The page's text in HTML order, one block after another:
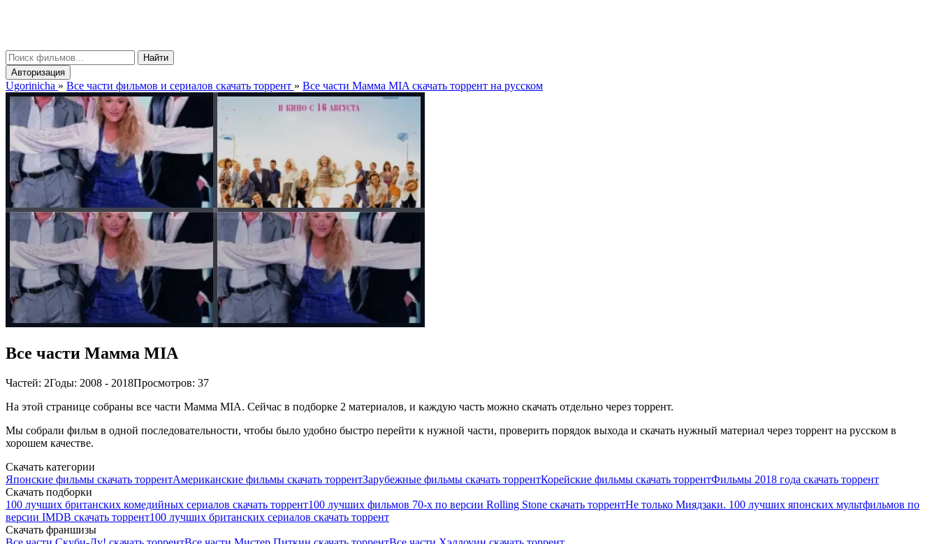
Найти
Авторизация
Ugorinicha » Все части фильмов и сериалов скачать торрент » Все части Мамма MIA скачать торрент на русском
Все части Мамма MIA
Частей: 2Годы: 2008 - 2018Просмотров: 37
На этой странице собраны все части Мамма MIA. Сейчас в подборке 2 материалов, и каждую часть можно скачать отдельно через торрент.
Мы собрали фильм в одной последовательности, чтобы было удобно быстро перейти к нужной части, проверить порядок выхода и скачать нужный материал через торрент на русском в
хорошем качестве.
Скачать категории
Японские фильмы скачать торрентАмериканские фильмы скачать торрентЗарубежные фильмы скачать торрентКорейские фильмы скачать торрентФильмы 2018 года скачать торрент
Скачать подборки
100 лучших британских комедийных сериалов скачать торрент100 лучших фильмов 70-х по версии Rolling Stone скачать торрентНе только Миядзаки. 100 лучших японских мультфильмов по
версии IMDB скачать торрент100 лучших британских сериалов скачать торрент
Скачать франшизы